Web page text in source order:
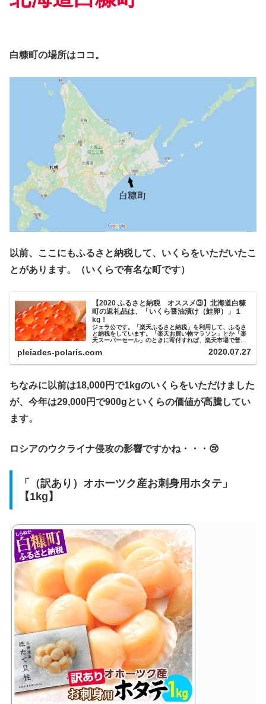
白糠町の場所はココ。
以前、ここにもふるさと納税して、いくらをいただいたこ
とがあります。（いくらで有名な町です）
【2020 ふるさと納税 オススメ③】北海道白糠
町の返礼品は、「いくら醤油漬け（鮭卵）」１
kg！
ジェラ公です。「楽天ふるさと納税」を利用して、ふるさ
と納税をしています。「楽天お買い物マラソン」とか「楽
天スーパーセール」のときに寄付すれば、楽天市場で普通
トクですね！▼キャンペーン中に納...
pleiades-polaris.com 2020.07.27
ちなみに以前は18,000円で1kgのいくらをいただけました
が、今年は29,000円で900gといくらの価値が高騰してい
ます。
ロシアのウクライナ侵攻の影響ですかね・・・😢
「（訳あり）オホーツク産お刺身用ホタテ」
【1kg】